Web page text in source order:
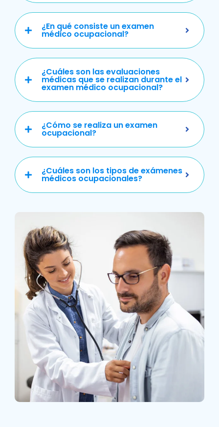
¿En qué consiste un examen
médico ocupacional?
¿Cuáles son las evaluaciones
médicas que se realizan durante el
examen médico ocupacional?
¿Cómo se realiza un examen
ocupacional?
¿Cuáles son los tipos de exámenes
médicos ocupacionales?